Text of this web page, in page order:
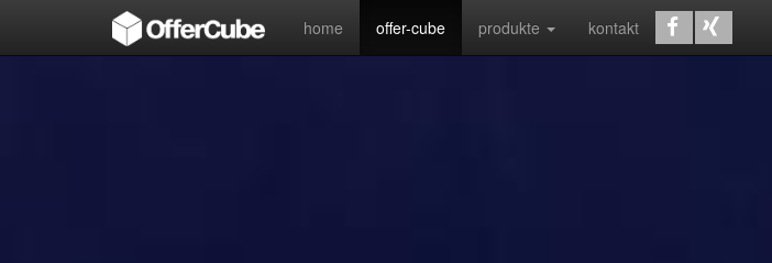
home offer-cube produkte kontakt